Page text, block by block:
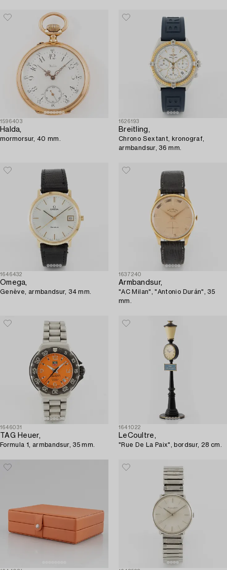
1596403
Halda,
mormorsur, 40 mm.
1626193
Breitling,
Chrono Sextant, kronograf,
armbandsur, 36 mm.
1646432
Omega,
Genève, armbandsur, 34 mm.
1637240
Armbandsur,
"AC Milan", "Antonio Durán", 35
mm.
1646031
TAG Heuer,
Formula 1, armbandsur, 35 mm.
1641022
LeCoultre,
"Rue De La Paix", bordsur, 28 cm.